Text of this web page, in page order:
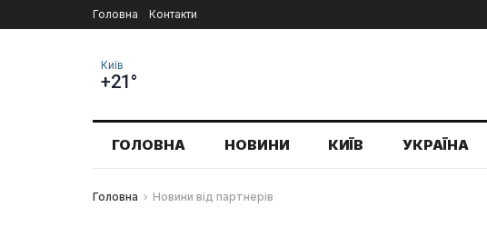
Головна Контакти
Київ
+21°
ГОЛОВНА НОВИНИ КИЇВ УКРАЇНА
Головна Новини від партнерів